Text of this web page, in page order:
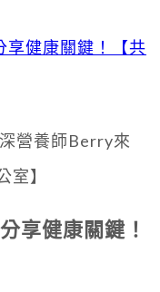
享健康關鍵！【共
享健康關鍵！